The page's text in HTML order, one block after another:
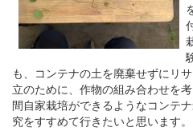
も、コンテナの土を廃棄せずにリ
立のために、作物の組み合わせを
間自家栽培ができるようなコンテ
究をすすめて行きたいと思います。